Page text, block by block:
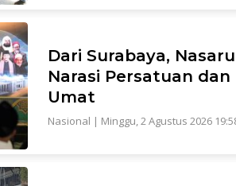
Dari Surabaya,
Narasi Persatuan
Umat
Nasional | Minggu, 2 Agustus 2026